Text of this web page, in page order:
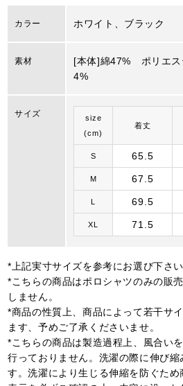
カラー ホワイト、ブラック
素材
[本体]綿47% ポリエス
4%
サイズ
size
(cm)
着丈
S 65.5
M 67.5
69.5
XL 71.5
*上記実寸サイズを参考にお選び下さい
*こちらの商品はポロシャツのみの販
しません。
*商品の性質上、商品によって若干サ
ます、予めご了承くださいませ。
*こちらの商品は製造過程上、風合い
行っておりません。洗濯の際に伸び縮
す。洗濯により生じる伸縮を防ぐた